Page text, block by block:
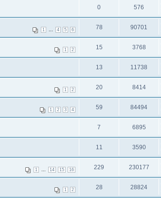
0 576
1 4 5 6 78 90701
1 2 15 3768
13 11738
1 2 20 8414
1 2 3 4 59 84494
7 6895
11 3590
1 14 15 16 229 230177
1 2 28 28824